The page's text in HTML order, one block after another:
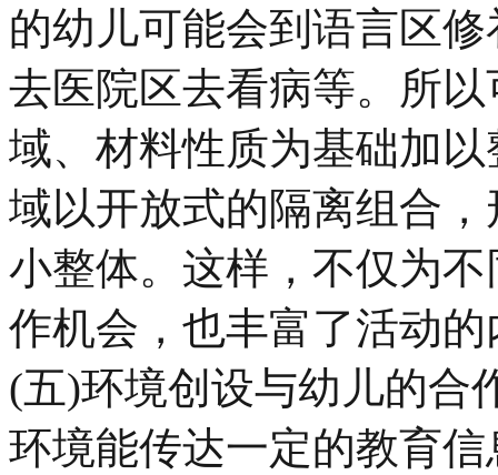
的幼儿可能会到语言区
去医院区去看病等。所
域、材料性质为基础加
域以开放式的隔离组合
小整体。这样，不仅为
作机会，也丰富了活动的
(五)环境创设与幼儿的合
环境能传达一定的教育